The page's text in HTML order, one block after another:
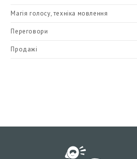
Магія голосу, техніка мовлення
Переговори
Продажі